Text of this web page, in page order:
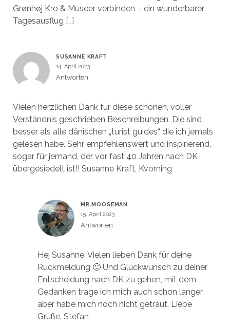
Grønhøj Kro & Museer verbinden – ein wunderbarer
Tagesausflug […]
SUSANNE KRAFT
14. April 2023
Antworten
Vielen herzlichen Dank für diese schönen, voller
Verständnis geschrieben Beschreibungen. Die sind
besser als alle dänischen „turist guides“ die ich jemals
gelesen habe. Sehr empfehlenswert und inspirierend,
sogar für jemand, der vor fast 40 Jahren nach DK
übergesiedelt ist!! Susanne Kraft, Kvorning
MR.MOOSEMAN
15. April 2023
Antworten
Hej Susanne. Vielen lieben Dank für deine
Rückmeldung 🙂 Und Glückwunsch zu deiner
Entscheidung nach DK zu gehen, mit dem
Gedanken trage ich mich auch schon länger
aber habe mich noch nicht getraut. Liebe
Grüße, Stefan